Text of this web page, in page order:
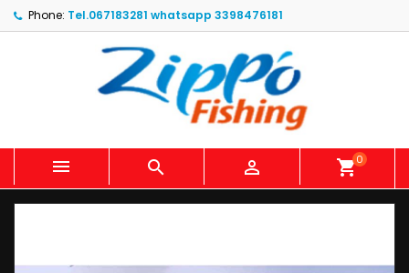
Phone: Tel.067183281 whatsapp 3398476181
   shopping_cart0